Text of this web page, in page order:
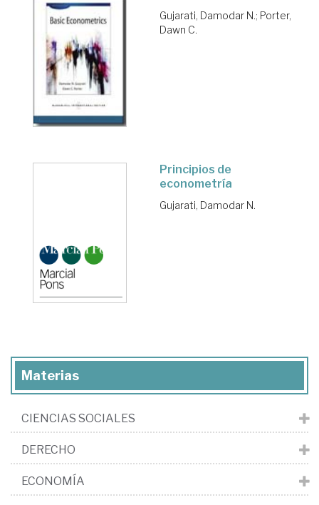
Gujarati, Damodar N.; Porter,
Dawn C.
Principios de
econometría
Gujarati, Damodar N.
Materias
CIENCIAS SOCIALES
DERECHO
ECONOMÍA